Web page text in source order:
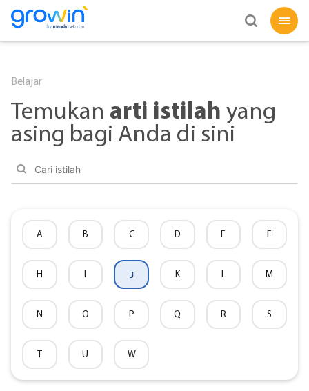
Belajar
Temukan arti istilah yang
asing bagi Anda di sini
A B C D E F
H I J K L M
N O P Q R S
T U W